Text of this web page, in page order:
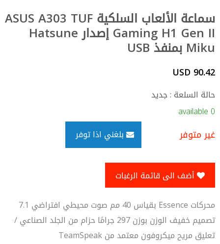
سماعة الألعاب السلكية ASUS A303 TUF
Gaming H1 Gen II إصدار Hatsune
Miku بمنفذ USB
90.42 USD
حالة السلعة : جديد
0 available
غير متوفر بلغني اذا توفر
محركات Essence بقياس 40 مم صوت محيطي افتراضي 7.1
تصميم خفيف الوزن بوزن 297 جرامًا حزام من الجلد الصناعي /
تعليق مريح ميكروفون معتمد من TeamSpeak